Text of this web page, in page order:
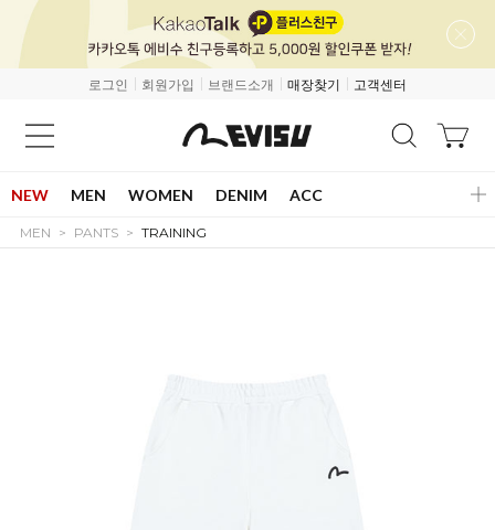
로그인 회원가입 브랜드소개 매장찾기 고객센터
NEW MEN WOMEN DENIM ACC
MEN PANTS TRAINING